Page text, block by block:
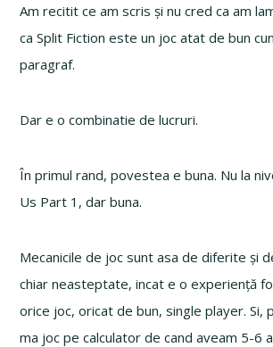
Am recitit ce am scris și nu cred ca am
ca Split Fiction este un joc atat de bun
paragraf.
Dar e o combinatie de lucruri.
În primul rand, povestea e buna. Nu la
Us Part 1, dar buna.
Mecanicile de joc sunt asa de diferite și
chiar neasteptate, incat e o experiență
orice joc, oricat de bun, single player. Si,
ma joc pe calculator de cand aveam 5-6